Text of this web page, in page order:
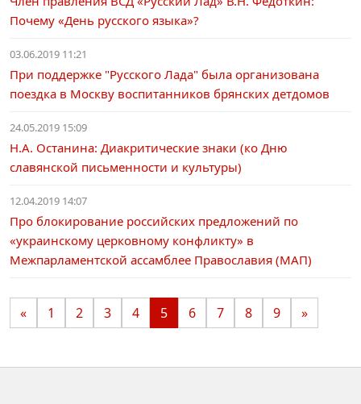
Почему «День русского языка»?
03.06.2019 11:21
При поддержке "Русского Лада" была организована
поездка в Москву воспитанников брянских детдомов
24.05.2019 15:09
Н.А. Останина: Диакритические знаки (ко Дню
славянской письменности и культуры)
12.04.2019 14:07
Про блокирование российских предложений по
«украинскому церковному конфликту» в
Межпарламентской ассамблее Православия (МАП)
« 1 2 3 4 5 6 7 8 9 »